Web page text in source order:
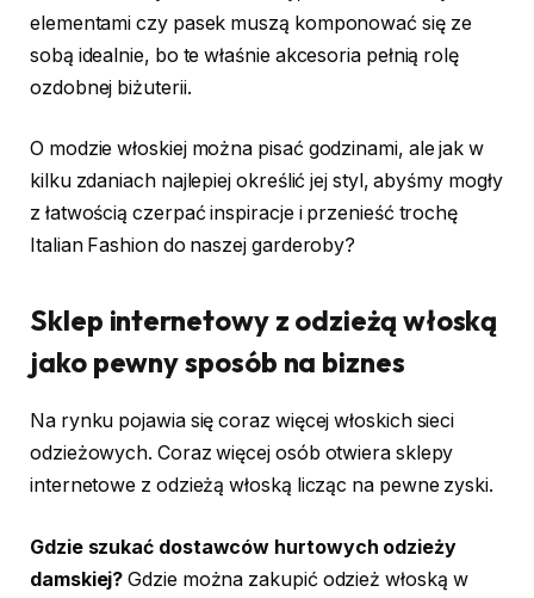
elementami czy pasek muszą komponować się ze
sobą idealnie, bo te właśnie akcesoria pełnią rolę
ozdobnej biżuterii.
O modzie włoskiej można pisać godzinami, ale jak w
kilku zdaniach najlepiej określić jej styl, abyśmy mogły
z łatwością czerpać inspiracje i przenieść trochę
Italian Fashion do naszej garderoby?
Sklep internetowy z odzieżą włoską
jako pewny sposób na biznes
Na rynku pojawia się coraz więcej włoskich sieci
odzieżowych. Coraz więcej osób otwiera sklepy
internetowe z odzieżą włoską licząc na pewne zyski.
Gdzie szukać dostawców hurtowych odzieży
damskiej? Gdzie można zakupić odzież włoską w